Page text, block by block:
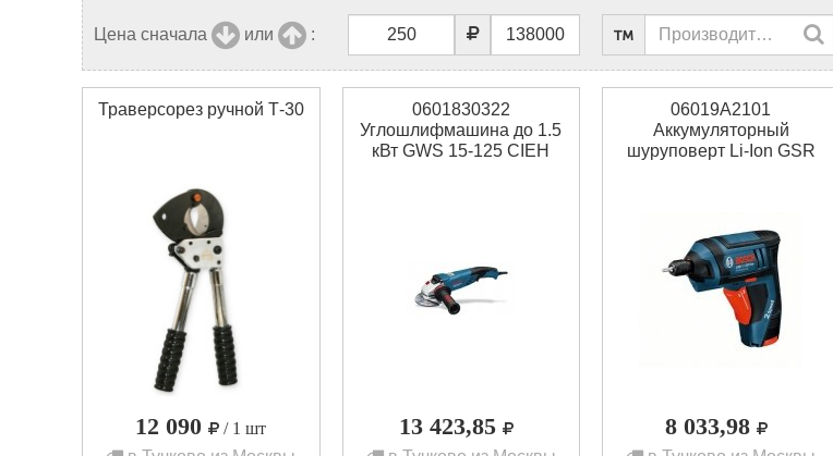
Цена сначала или :
Траверсорез ручной Т-30
12 090
/ 1 шт
0601830322
Углошлифмашина до 1.5
кВт GWS 15-125 CIEH
13 423,85
06019A2101
Аккумуляторный
шуруповерт Li-Ion GSR
8 033,98